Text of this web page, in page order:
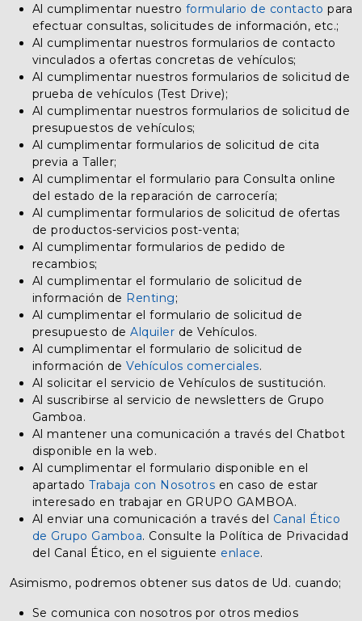
Al cumplimentar nuestro formulario de contacto para
efectuar consultas, solicitudes de información, etc.;
Al cumplimentar nuestros formularios de contacto
vinculados a ofertas concretas de vehículos;
Al cumplimentar nuestros formularios de solicitud de
prueba de vehículos (Test Drive);
Al cumplimentar nuestros formularios de solicitud de
presupuestos de vehículos;
Al cumplimentar formularios de solicitud de cita
previa a Taller;
Al cumplimentar el formulario para Consulta online
del estado de la reparación de carrocería;
Al cumplimentar formularios de solicitud de ofertas
de productos-servicios post-venta;
Al cumplimentar formularios de pedido de
recambios;
Al cumplimentar el formulario de solicitud de
información de Renting;
Al cumplimentar el formulario de solicitud de
presupuesto deAlquiler de Vehículos.
Al cumplimentar el formulario de solicitud de
información deVehículos comerciales.
Al solicitar el servicio de Vehículos de sustitución.
Al suscribirse al servicio de newsletters de Grupo
Gamboa.
Al mantener una comunicación a través del Chatbot
disponible en la web.
Al cumplimentar el formulario disponible en el
apartadoTrabaja con Nosotros en caso de estar
interesado en trabajar en GRUPO GAMBOA.
Al enviar una comunicación a través del Canal Ético
de Grupo Gamboa. Consulte la Política de Privacidad
del Canal Ético, en el siguiente enlace.
Asimismo, podremos obtener sus datos de Ud. cuando;
Se comunica con nosotros por otros medios